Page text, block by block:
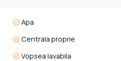
rapid la viața urbană.
spațiu care inspiră și în care te
Apa
Centrala proprie
Vopsea lavabila